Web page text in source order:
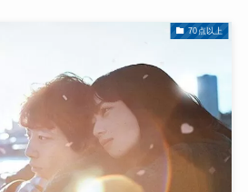
70点以上